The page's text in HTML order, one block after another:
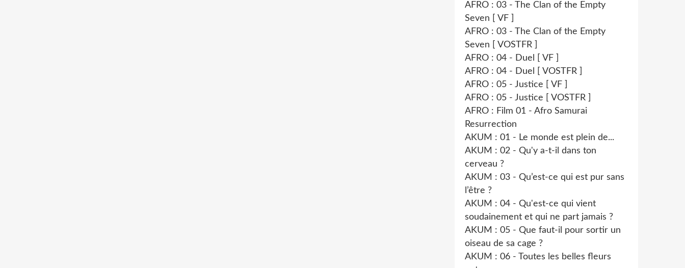
AFRO : 03 - The Clan of the Empty
Seven [ VF ]
AFRO : 03 - The Clan of the Empty
Seven [ VOSTFR ]
AFRO : 04 - Duel [ VF ]
AFRO : 04 - Duel [ VOSTFR ]
AFRO : 05 - Justice [ VF ]
AFRO : 05 - Justice [ VOSTFR ]
AFRO : Film 01 - Afro Samurai
Resurrection
AKUM : 01 - Le monde est plein de...
AKUM : 02 - Qu'y a-t-il dans ton
cerveau ?
AKUM : 03 - Qu’est-ce qui est pur sans
l’être ?
AKUM : 04 - Qu'est-ce qui vient
soudainement et qui ne part jamais ?
AKUM : 05 - Que faut-il pour sortir un
oiseau de sa cage ?
AKUM : 06 - Toutes les belles fleurs